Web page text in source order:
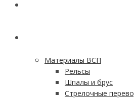
Материалы ВСП
Рельсы
Шпалы и брус
Стрелочные